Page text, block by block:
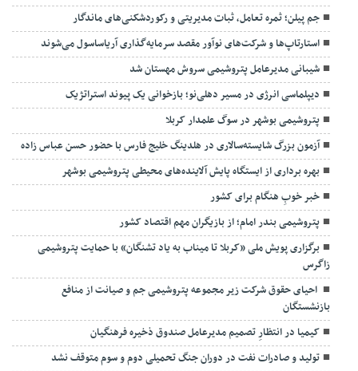
جم پیلن؛ ثمره تعامل، ثبات مدیریتی و رکوردشکنی‌های ماندگار
استارتاپ‌ها و شرکت‌های نوآور مقصد سرما‌یه‌گذاری آریاساسول می‌شوند
شیبانی مدیرعامل پتروشیمی سروش مهستان شد
دیپلماسی انرژی در مسیر دهلی‌نو؛ بازخوانی یک پیوند استراتژیک
پتروشیمی بوشهر در سوگ علمدار کربلا
آزمون بزرگ شایسته‌سالاری در هلدینگ خلیج فارس با حضور حسن عباس زاده
بهره برداری از ایستگاه پایش آلاینده‌های محیطی پتروشیمی بوشهر
خبر خوبِ هنگام برای کشور
پتروشیمی بندر امام؛ از بازیگران مهم اقتصاد کشور
برگزاری پویش ملی «کربلا تا میناب به یاد تشنگان» با حمایت پتروشیمی
زاگرس
احیای حقوق شرکت زیر مجموعه پتروشیمی جم و صیانت از منافع
بازنشستگان
کیمیا در انتظارِ تصمیم مدیرعامل صندوق ذخیره فرهنگیان
تولید و صادرات نفت در دوران جنگ تحمیلی دوم و سوم متوقف نشد